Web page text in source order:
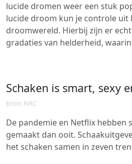
lucide dromen weer een stuk
lucide droom kun je controle uit
droomwereld. Hierbij zijn er
gradaties van helderheid,
Schaken is smart, sexy
bron: NRC
De pandemie en Netflix hebben
gemaakt dan ooit.
het schaken samen in zeven